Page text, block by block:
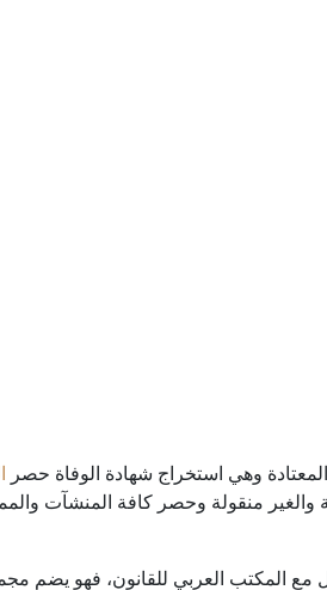
وهي استخراج شهادة الوفاة حصر
منقولة وحصر كافة المنشآت
المكتب العربي للقانون، فهو يضم